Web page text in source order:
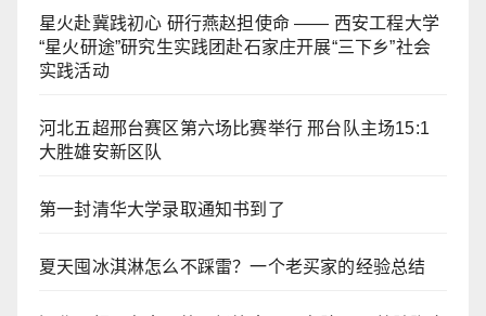
星火赴冀践初心 研行燕赵担使命 —— 西安工程大学
“星火研途”研究生实践团赴石家庄开展“三下乡”社会
实践活动
河北五超邢台赛区第六场比赛举行 邢台队主场15:1
大胜雄安新区队
第一封清华大学录取通知书到了
夏天囤冰淇淋怎么不踩雷？一个老买家的经验总结